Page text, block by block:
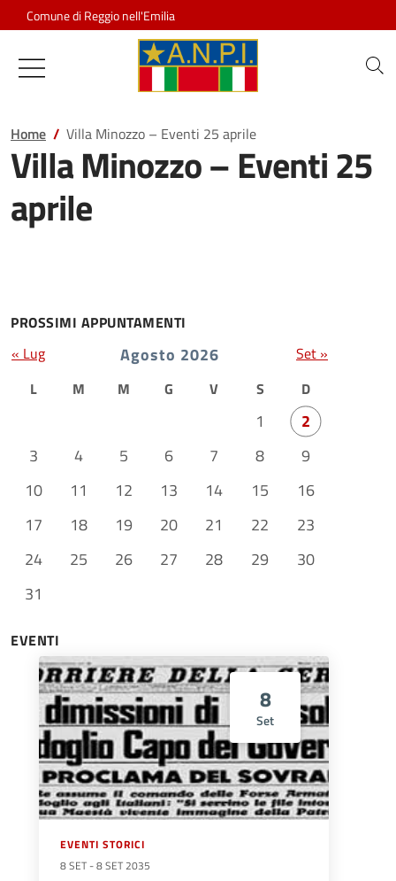
Salta al contenuto
Comune di Reggio nell'Emilia
Associazione Nazionale
Home Villa Minozzo – Eventi 25 aprile
Villa Minozzo – Eventi 25
aprile
PROSSIMI APPUNTAMENTI
Agosto 2026
L M M G V S D
1
2
3
4 5 6 7 8
9
10
11 12 13 14 15
16
17
18 19 20 21 22
23
24
25 26 27 28 29
30
31
« Lug Set »
EVENTI
8
Set
EVENTI STORICI
8 SET -8 SET 2035